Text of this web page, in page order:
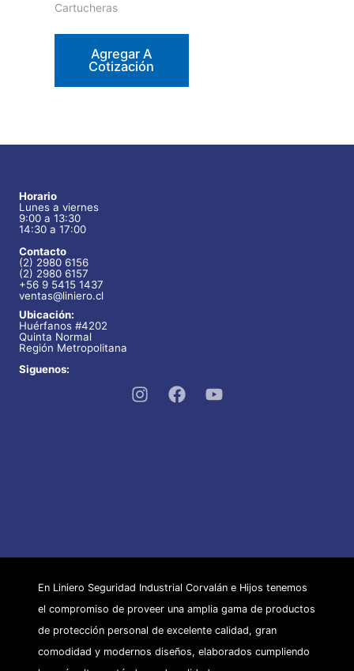
Cartucheras
Agregar A
Cotización
Horario
Lunes a viernes
9:00 a 13:30
14:30 a 17:00
Contacto
(2) 2980 6156
(2) 2980 6157
+56 9 5415 1437
ventas@liniero.cl
Ubicación:
Huérfanos #4202
Quinta Normal
Región Metropolitana
Siguenos:
En Liniero Seguridad Industrial Corvalán e Hijos tenemos
el compromiso de proveer una amplia gama de productos
de protección personal de excelente calidad, gran
comodidad y modernos diseños, elaborados cumpliendo